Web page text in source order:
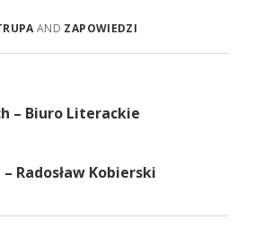
AND ZAPOWIEDZI
– Biuro Literackie
Radosław Kobierski